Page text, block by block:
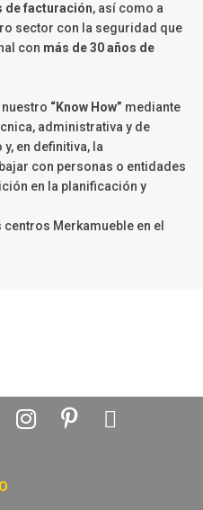
de facturación, así como a
sector con la seguridad que
con más de 30 años de
“Know How” mediante
administrativa y de
en definitiva, la
con personas o entidades
en la planificación y
Merkamueble en el